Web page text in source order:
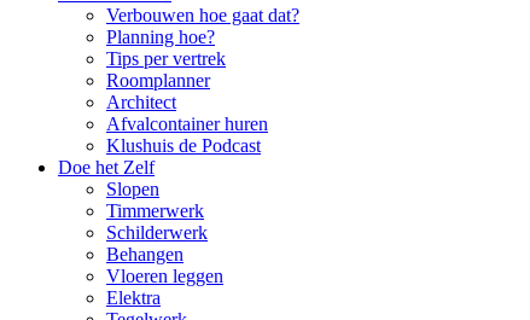
Verbouwen hoe gaat dat?
Planning hoe?
Tips per vertrek
Roomplanner
Architect
Afvalcontainer huren
Klushuis de Podcast
Doe het Zelf
Slopen
Timmerwerk
Schilderwerk
Behangen
Vloeren leggen
Elektra